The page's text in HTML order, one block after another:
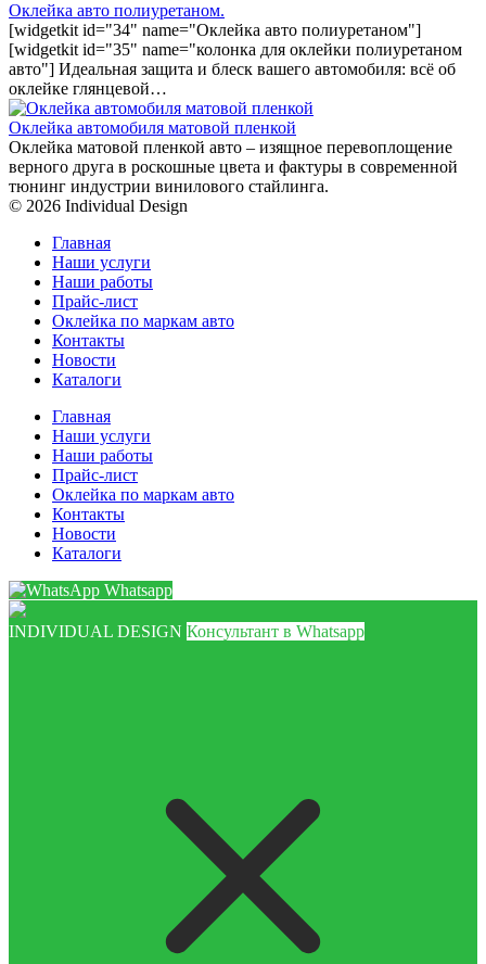
Оклейка авто полиуретаном.
[widgetkit id="34" name="Оклейка авто полиуретаном"]
[widgetkit id="35" name="колонка для оклейки полиуретаном
авто"] Идеальная защита и блеск вашего автомобиля: всё об
оклейке глянцевой…
Оклейка автомобиля матовой пленкой
Оклейка матовой пленкой авто – изящное перевоплощение
верного друга в роскошные цвета и фактуры в современной
тюнинг индустрии винилового стайлинга.
© 2026 Individual Design
Главная
Наши услуги
Наши работы
Прайс-лист
Оклейка по маркам авто
Контакты
Новости
Каталоги
Главная
Наши услуги
Наши работы
Прайс-лист
Оклейка по маркам авто
Контакты
Новости
Каталоги
Whatsapp
INDIVIDUAL DESIGN Консультант в Whatsapp